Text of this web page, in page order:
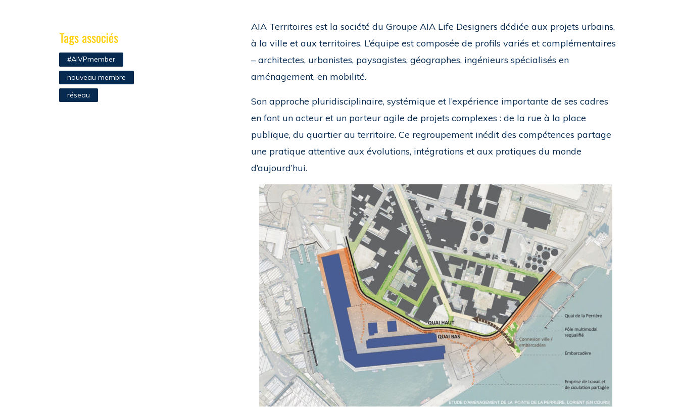
AIA Territoires est la société du Groupe AIA Life Designers dédiée aux projets urbains,
à la ville et aux territoires. L’équipe est composée de profils variés et complémentaires
– architectes, urbanistes, paysagistes, géographes, ingénieurs spécialisés en
aménagement, en mobilité.
Son approche pluridisciplinaire, systémique et l’expérience importante de ses cadres
en font un acteur et un porteur agile de projets complexes : de la rue à la place
publique, du quartier au territoire. Ce regroupement inédit des compétences partage
une pratique attentive aux évolutions, intégrations et aux pratiques du monde
d’aujourd’hui.
Tags associés
#AIVPmember
nouveau membre
réseau